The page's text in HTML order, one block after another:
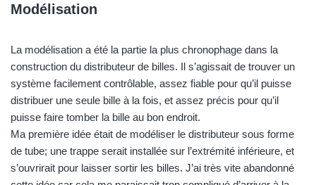
Modélisation
La modélisation a été la partie la plus chronophage dans la
construction du distributeur de billes. Il s’agissait de trouver un
système facilement contrôlable, assez fiable pour qu’il puisse
distribuer une seule bille à la fois, et assez précis pour qu’il
puisse faire tomber la bille au bon endroit.
Ma première idée était de modéliser le distributeur sous forme
de tube; une trappe serait installée sur l’extrémité inférieure, et
s’ouvrirait pour laisser sortir les billes. J’ai très vite abandonné